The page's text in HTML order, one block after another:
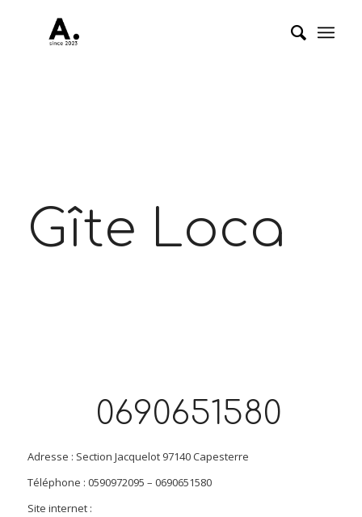
Gîte Loca
0690651580
Adresse : Section Jacquelot 97140 Capesterre
Téléphone : 0590972095 – 0690651580
Site internet :